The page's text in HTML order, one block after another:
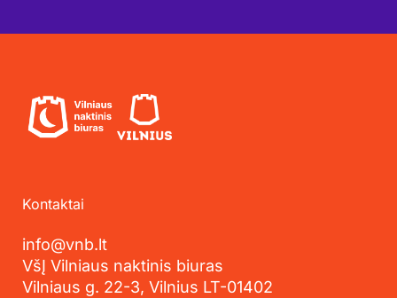
Kontaktai
info@vnb.lt
VšĮ Vilniaus naktinis biuras
Vilniaus g. 22-3, Vilnius LT-01402